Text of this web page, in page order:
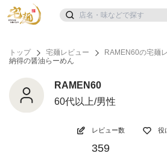
トップ 宅麺レビュー
RAMEN60の宅麺
納得の醤油らーめん
RAMEN60
60代以上/男性
レビュー数
359
役